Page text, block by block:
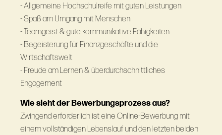
- Allgemeine Hochschulreife mit guten Leistungen
- Spaß am Umgang mit Menschen
- Teamgeist & gute kommunikative Fähigkeiten
- Begeisterung für Finanzgeschäfte und die
Wirtschaftswelt
- Freude am Lernen & überdurchschnittliches
Engagement
Wie sieht der Bewerbungsprozess aus?
Zwingend erforderlich ist eine Online-Bewerbung mit
einem vollständigen Lebenslauf und den letzten beiden